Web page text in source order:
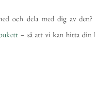
och dela med dig av
– så att vi kan hitta din